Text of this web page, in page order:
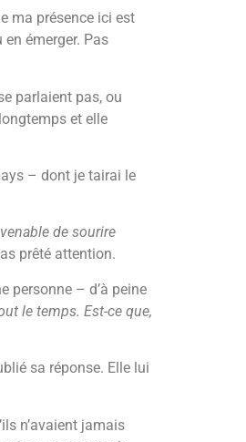
ma présence ici est
émerger. Pas
parlaient pas, ou
et elle
– dont je tairai le
de sourire
prêté attention.
personne – d’à peine
le temps. Est-ce que,
sa réponse. Elle lui
n’avaient jamais